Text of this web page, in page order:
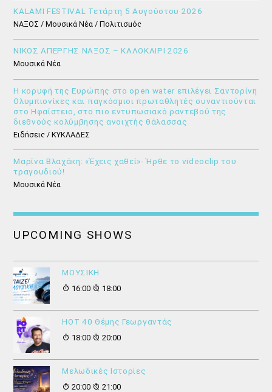
KALAMI FESTIVAL Τετάρτη 5 Αυγούστου 2026
ΝΑΞΟΣ / Μουσικά Νέα / Πολιτισμός
ΝΙΚΟΣ ΑΠΕΡΓΗΣ ΝΑΞΟΣ – ΚΑΛΟΚΑΙΡΙ 2026
Μουσικά Νέα
Η κορυφή της Ευρώπης στο open water επιλέγει Σαντορίνη
Ολυμπιονίκες και παγκόσμιοι πρωταθλητές συναντιούνται
στο Ηφαίστειο, στο πιο εντυπωσιακό ραντεβού της
διεθνούς κολύμβησης ανοιχτής θάλασσας
Ειδήσεις / ΚΥΚΛΑΔΕΣ
Μαρίνα Βλαχάκη: «Έχεις χαθεί»- Ήρθε το videoclip του
τραγουδιού!
Μουσικά Νέα
UPCOMING SHOWS
ΜΟΥΣΙΚΗ
16:00
18:00
HOT 40 Θέμης Γεωργαντάς
18:00
20:00
Μελωδικές Ιστορίες
20:00
21:00